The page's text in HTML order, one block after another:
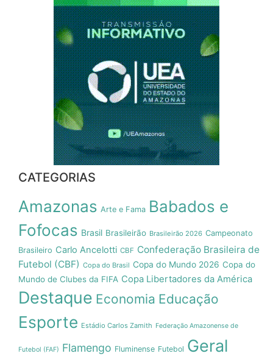
CATEGORIAS
Amazonas Arte e Fama Babados e
Fofocas Brasil Brasileirão Brasileirão 2026 Campeonato
Brasileiro Carlo Ancelotti CBF Confederação Brasileira de
Futebol (CBF) Copa do Brasil Copa do Mundo 2026 Copa do
Mundo de Clubes da FIFA Copa Libertadores da América
Destaque Economia Educação
Esporte Estádio Carlos Zamith Federação Amazonense de
Futebol (FAF) Flamengo Fluminense Futebol Geral